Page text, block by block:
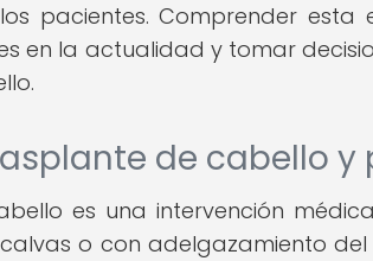
pacientes. Comprender esta
en la actualidad y tomar
de cabello y
es una intervención
o con adelgazamiento